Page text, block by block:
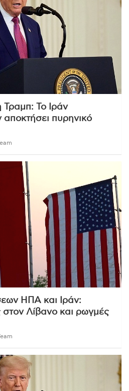
Το Ιράν
πυρηνικό
ΗΠΑ και Ιράν:
στον Λίβανο και ρωγμές